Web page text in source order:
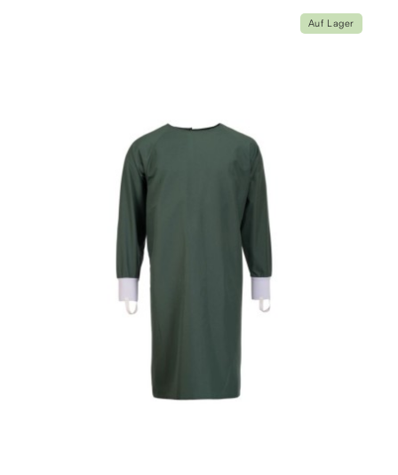
Auf Lager